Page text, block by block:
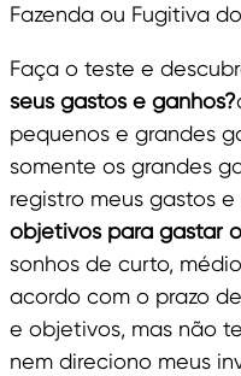
Fazenda ou Fugitiva
Faça o teste e
seus gastos e ganhos?
pequenos e grandes
somente os grandes
registro meus gastos
objetivos para gastar
sonhos de curto,
acordo com o prazo
e objetivos, mas não
nem direciono meus